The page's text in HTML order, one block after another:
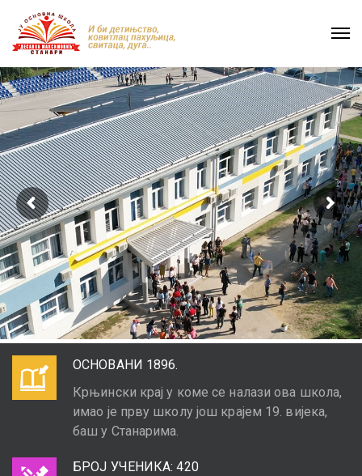
ОСНОВАНИ 1896.
Крњински крај у коме се налази ова школа,
имао је прву школу још крајем 19. вијека,
баш у Станарима.
БРОЈ УЧЕНИКА: 420